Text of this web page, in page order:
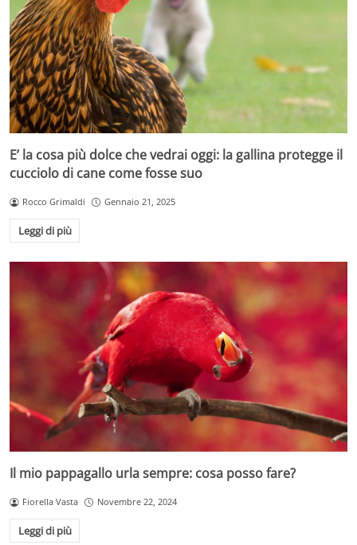
E’ la cosa più dolce che vedrai oggi: la gallina protegge il
cucciolo di cane come fosse suo
Rocco Grimaldi Gennaio 21, 2025
Leggi di più
Il mio pappagallo urla sempre: cosa posso fare?
Fiorella Vasta Novembre 22, 2024
Leggi di più